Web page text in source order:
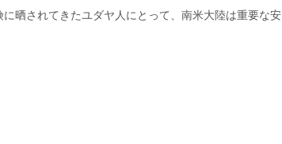
晒されてきたユダヤ人にとって、南米大陸は重要な安